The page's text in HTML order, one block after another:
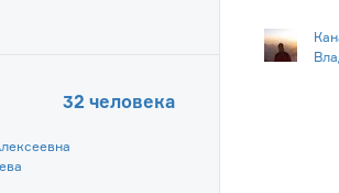
32 человека